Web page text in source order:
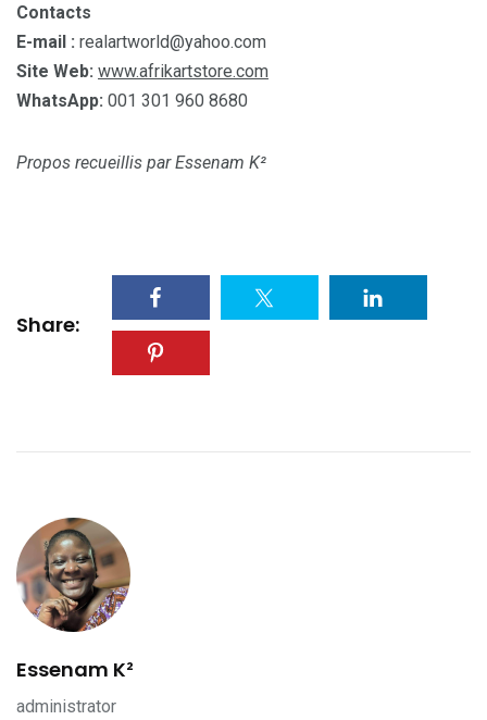
Contacts
E-mail : realartworld@yahoo.com
Site Web: www.afrikartstore.com
WhatsApp: 001 301 960 8680
Propos recueillis par Essenam K²
Share:
Essenam K²
administrator